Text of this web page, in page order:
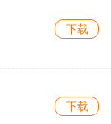
下载
下载